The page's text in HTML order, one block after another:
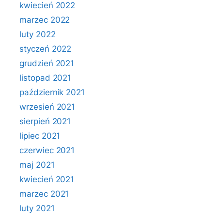
kwiecień 2022
marzec 2022
luty 2022
styczeń 2022
grudzień 2021
listopad 2021
październik 2021
wrzesień 2021
sierpień 2021
lipiec 2021
czerwiec 2021
maj 2021
kwiecień 2021
marzec 2021
luty 2021